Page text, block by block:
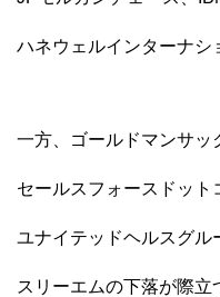
ハネウェルインターナシ
一方、ゴールドマンサッ
セールスフォースドット
ユナイテッドヘルスグル
スリーエムの下落が際立